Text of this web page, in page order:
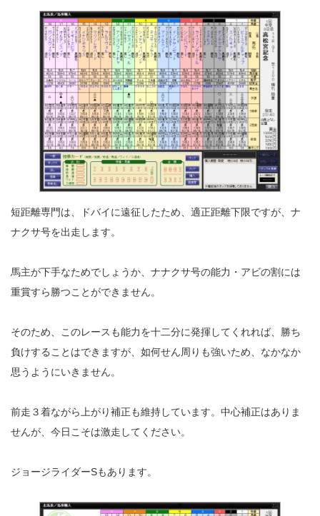
短距離専門は、ドバイに遠征したため、適正距離下限ですが、ナ
ナクサ号を出走します。
馬主が下手なためでしょうか、ナナクサ号の能力・アビの割には
重賞すら勝つことができません。
そのため、このレースも能力を十二分に発揮してくれれば、勝ち
負けすることはできますが、如何せん周りも強いため、なかなか
思うようにいきません。
前走３着ながら上がり補正も維持しています。中心補正はありま
せんが、今日こそは激走してください。
ジョージライダーSもあります。